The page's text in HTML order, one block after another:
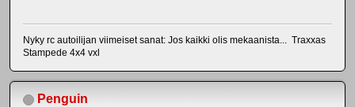
Nyky rc autoilijan viimeiset sanat: Jos kaikki olis mekaanista... Traxxas
Stampede 4x4 vxl
Penguin